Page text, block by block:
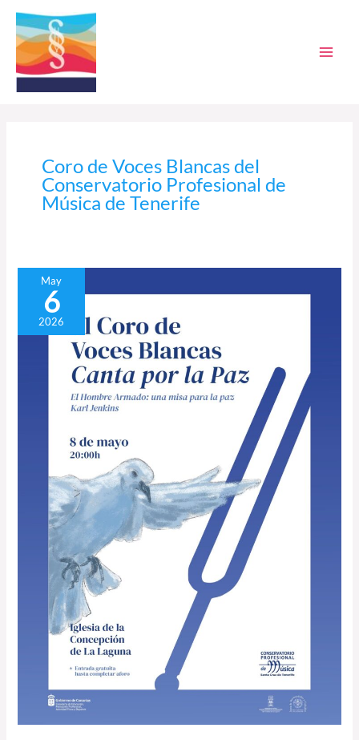
contenido
Coro de Voces Blancas del
Conservatorio Profesional de
Música de Tenerife
May
6
2026